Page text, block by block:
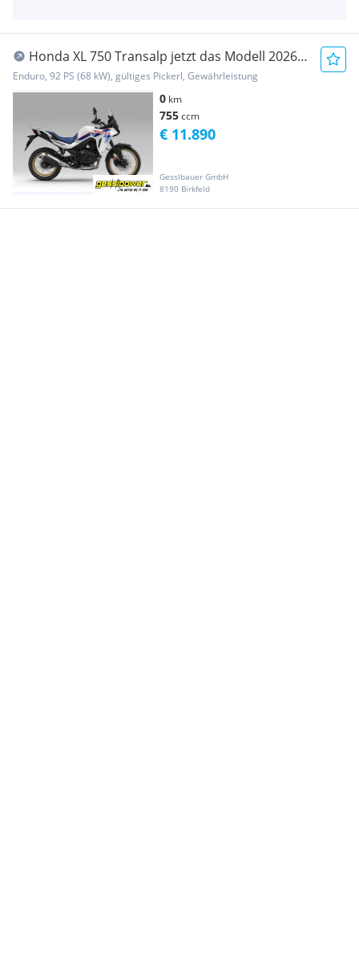
Honda XL 750 Transalp jetzt das Modell 2026
vorbestellen
Enduro, 92 PS (68 kW), gültiges Pickerl, Gewährleistung
0 km
755ccm
Gesslbauer GmbH
8190 Birkfeld
€ 11.890